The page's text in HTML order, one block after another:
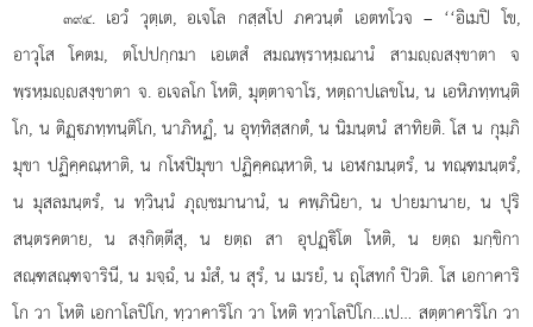
๓๙๔. เอวํ วุตฺเต, อเจโล กสฺสโป ภควนฺตํ เอตทโวจ – ‘‘อิเมปิ โข,
อาวุโส โคตม, ตโปปกฺกมา เอเตสํ สมณพฺราหฺมณานํ สามฺสงฺขาตา จ
พฺรหฺมฺสงฺขาตา จ. อเจลโกโหติ, มุตฺตาจาโร, หตฺถาปเลขโน, น เอหิภทฺทนฺติ
โก, น ติฏฺภทฺทนฺติโก, นาภิหฏํ, น อุทฺทิสฺสกตํ, น นิมนฺตนํ สาทิยติ. โส น กุมฺภิ
มุขา ปฏิคฺคณฺหาติ, น กโฬปิมุขา ปฏิคฺคณฺหาติ, น เอฬกมนฺตรํ, น ทณฺฑมนฺตรํ,
น มุสลมนฺตรํ, น ทฺวินฺนํ ภุฺชมานานํ, น คพฺภินิยา, น ปายมานาย, น ปุริ
สนฺตรคตาย, น สงฺกิตฺตีสุ, น ยตฺถ สา อุปฏฺิโต โหติ, น ยตฺถ มกฺขิกา
สณฺฑสณฺฑจารินี, น มจฺฉํ, น มํสํ, น สุรํ, น เมรยํ, น ถุโสทกํ ปิวติ. โส เอกาคาริ
โก วา โหติ เอกาโลปิโก, ทฺวาคาริโก วา โหติ ทฺวาโลปิโก…เป… สตฺตาคาริโก วา